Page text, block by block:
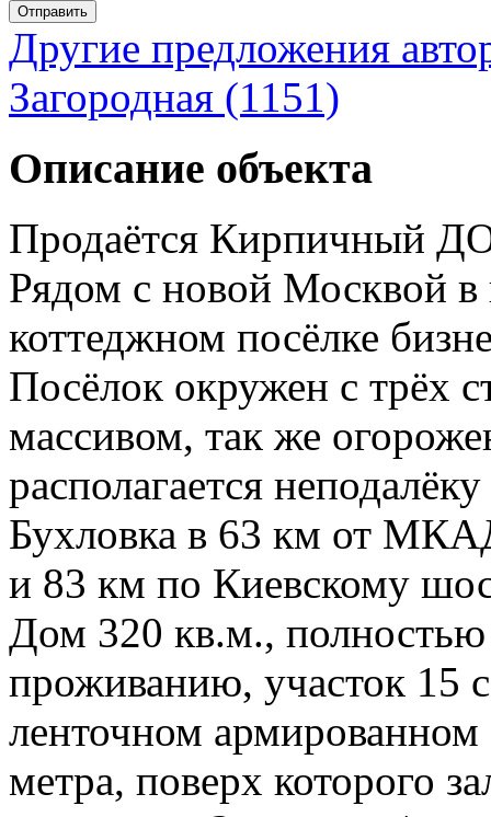
Отправить
Другие предложения
Загородная (1151)
Описание объекта
Продаётся Кирпичный
Рядом с новой Москвой в
коттеджном посёлке
Посёлок окружен с трёх
массивом, так же
располагается
Бухловка в 63 км от
и 83 км по Киевскому
Дом 320 кв.м., полностью
проживанию, участок 15
ленточном
метра, поверх которого